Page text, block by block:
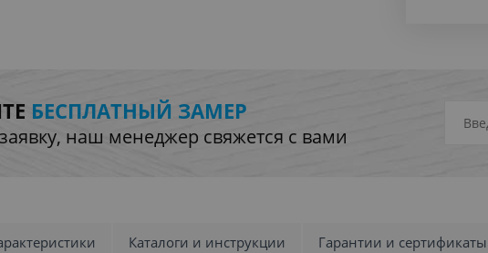
БЕСПЛАТНЫЙ ЗАМЕР
наш менеджер свяжется с вами
Каталоги и инструкции Гарантии и сертификаты